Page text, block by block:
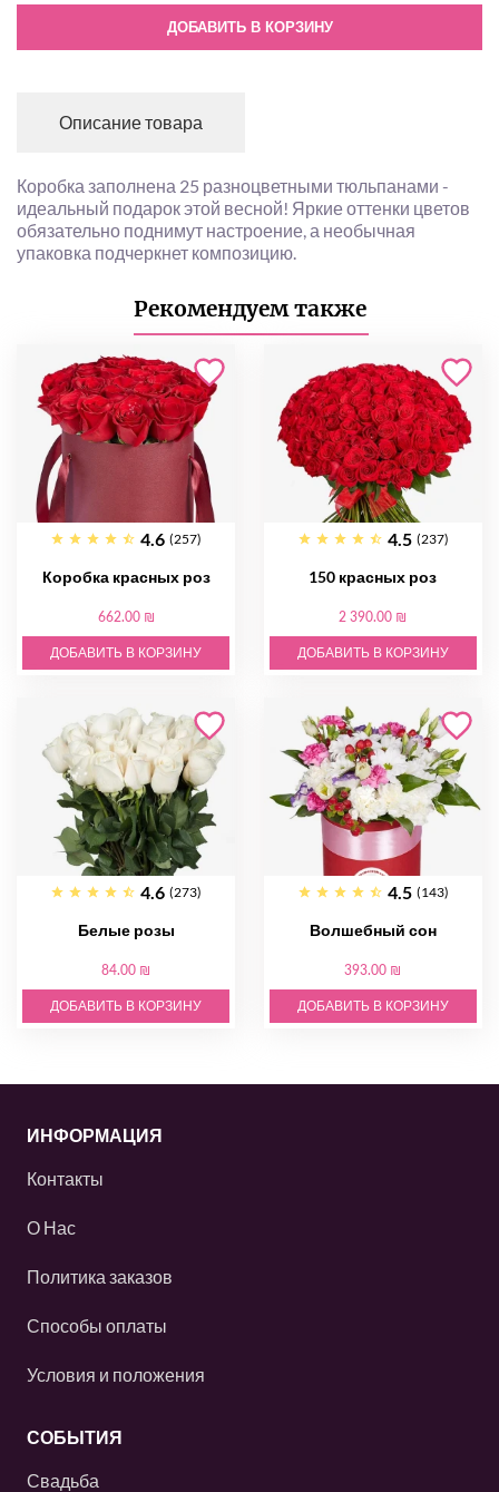
ДОБАВИТЬ В КОРЗИНУ
Описание товара
Коробка заполнена 25 разноцветными тюльпанами -
идеальный подарок этой весной! Яркие оттенки цветов
обязательно поднимут настроение, а необычная
упаковка подчеркнет композицию.
Рекомендуем также
4.6 (257)
Коробка красных роз
662.00 ₪
ДОБАВИТЬ В КОРЗИНУ
4.5 (237)
150 красных роз
2 390.00 ₪
ДОБАВИТЬ В КОРЗИНУ
4.6 (273)
Белые розы
84.00 ₪
ДОБАВИТЬ В КОРЗИНУ
4.5 (143)
Волшебный сон
393.00 ₪
ДОБАВИТЬ В КОРЗИНУ
ИНФОРМАЦИЯ
Контакты
О Нас
Политика заказов
Способы оплаты
Условия и положения
СОБЫТИЯ
Свадьба